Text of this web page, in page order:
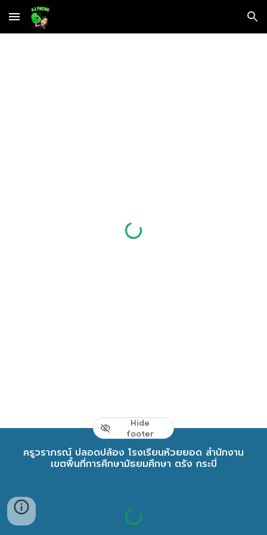
Skip to main content Skip to navigation
Hide
footer
ครูวราภรณ์ ปลอดปล้อง โรงเรียนห้วยยอด สำนักงาน
เขตพื้นที่การศึกษามัธยมศึกษา ตรัง กระบี่